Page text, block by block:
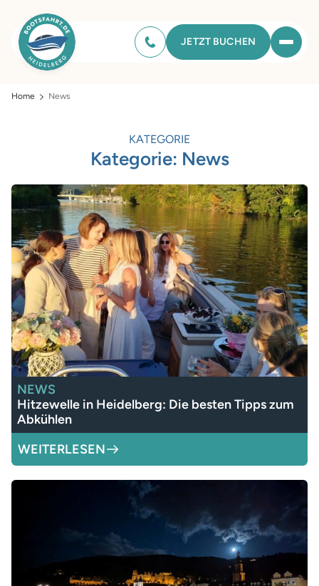
JETZT BUCHEN
Home News
KATEGORIE
Kategorie: News
NEWS
Hitzewelle in Heidelberg: Die besten Tipps zum
Abkühlen
WEITERLESEN